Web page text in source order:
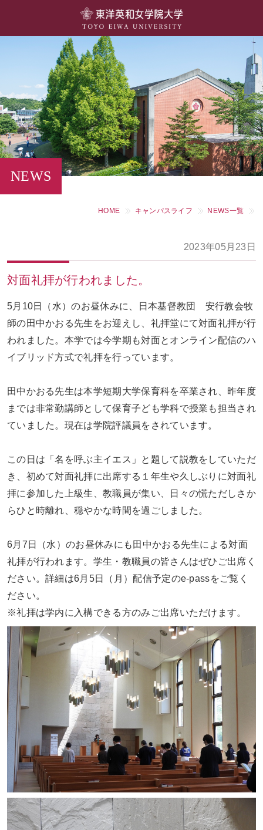
学部・学科
キャンパスライフ
留学・国際交流
キャリア・就職
NEWS
HOME キャンパスライフ NEWS一覧
2023年05月23日
対面礼拝が行われました。
5月10日（水）のお昼休みに、日本基督教団 安行教会牧
師の田中かおる先生をお迎えし、礼拝堂にて対面礼拝が行
われました。本学では今学期も対面とオンライン配信のハ
イブリッド方式で礼拝を行っています。
田中かおる先生は本学短期大学保育科を卒業され、昨年度
までは非常勤講師として保育子ども学科で授業も担当され
ていました。現在は学院評議員をされています。
この日は「名を呼ぶ主イエス」と題して説教をしていただ
き、初めて対面礼拝に出席する１年生や久しぶりに対面礼
拝に参加した上級生、教職員が集い、日々の慌ただしさか
らひと時離れ、穏やかな時間を過ごしました。
6月 7 日（水）のお昼休みにも田中かおる先生による対面
礼拝が行われます。学生・教職員の皆さんはぜひご出席く
ださい。詳細は6月 5日（月）配信予定のe-passをご覧く
ださい。
※礼拝は学内に入構できる方のみご出席いただけます。